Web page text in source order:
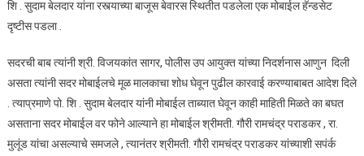
परत.
शि . सुदाम बेलदार यांना रस्त्याच्या बाजूस बेवारस स्थितीत पडलेला एक मोबाईल हॅन्डसेट
दृष्टीस पडला .
सदरची बाब त्यांनी श्री. विजयकांत सागर, पोलीस उप आयुक्त यांच्या निदर्शनास आणुन दिली
असता त्यांनी सदर मोबाईलचे मूळ मालकाचा शोध घेवून पुढील कारवाई करण्याबाबत आदेश दिले
. त्याप्रमाणे पो. शि . सुदाम बेलदार यांनी मोबाईल ताब्यात घेवून काही माहिती मिळते का बघत
असताना सदर मोबाईल वर फोने आल्याने हा मोबाईल श्रीमती. गौरी रामचंद्र पराडकर , रा.
मुलूंड यांचा असल्याचे समजले , त्यानंतर श्रीमती. गौरी रामचंद्र पराडकर यांच्याशी सपंर्क